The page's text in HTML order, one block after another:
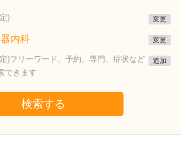
) 変更
内科 変更
)フリーワード、予約、専門、症状など
できます
追加
検索する